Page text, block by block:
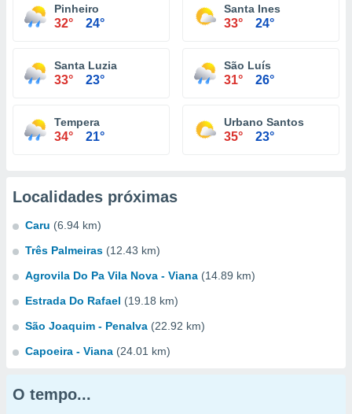
Pinheiro
32° 24°
Santa Ines
33° 24°
Santa Luzia
33° 23°
São Luís
31° 26°
Tempera
34° 21°
Urbano Santos
35° 23°
Localidades próximas
Caru (6.94 km)
Três Palmeiras (12.43 km)
Agrovila Do Pa Vila Nova - Viana (14.89 km)
Estrada Do Rafael (19.18 km)
São Joaquim - Penalva (22.92 km)
Capoeira - Viana (24.01 km)
O tempo...